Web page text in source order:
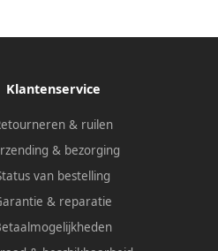
Klantenservice
& ruilen
& bezorging
van bestelling
& reparatie